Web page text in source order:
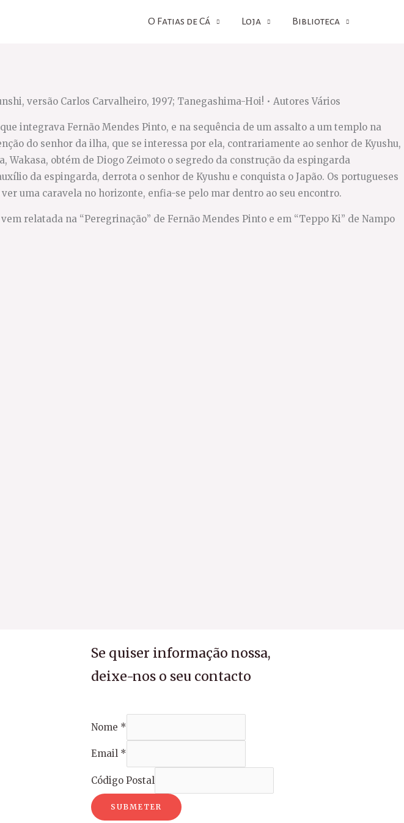
O Fatias de Cá Loja Biblioteca
versão Carlos Carvalheiro, 1997; Tanegashima-Hoi! • Autores Vários
integrava Fernão Mendes Pinto, e na sequência de um assalto a um templo na
do senhor da ilha, que se interessa por ela, contrariamente ao senhor de Kyushu,
obtém de Diogo Zeimoto o segredo da construção da espingarda
da espingarda, derrota o senhor de Kyushu e conquista o Japão. Os portugueses
uma caravela no horizonte, enfia-se pelo mar dentro ao seu encontro.
relatada na “Peregrinação” de Fernão Mendes Pinto e em “Teppo Ki” de Nampo
Se quiser informação nossa,
deixe-nos o seu contacto
Nome *
Email *
Código Postal
SUBMETER